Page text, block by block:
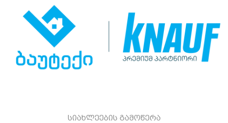
სიახლეების გამოწერა